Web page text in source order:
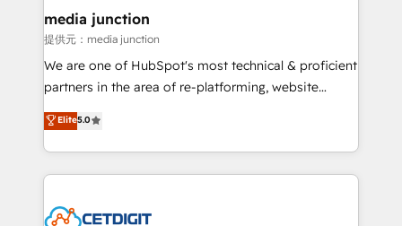
Mexico, USA, and Portugal—we've executed over a
hundred successful operations. Our approach,
rooted in RevOps principles, integrates analysis,
training, planning, and qualification. Leveraging
inbound marketing tactics, we focus on
understanding, nurturing, and converting leads.
competitive market.
media junction
提供元：media junction
We are one of HubSpot's most technical & proficient
partners in the area of re-platforming, website
design & development. We specialize in multi-hub
implementations for mid-market & enterprise
companies. We are woman-owned, powered by
coffee, and we ❤️ dogs. We produce award-winning
Impact Award 🏆2022 Technical Expertise Impact
Elite5.0